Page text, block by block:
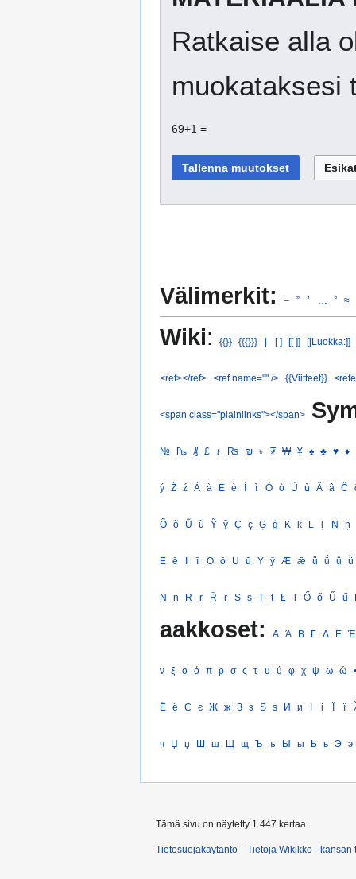
Ratkaise alla
muokataksesi
69+1 =
Välimerkit: – ” ’ ° ≈
Wiki: {{}} {{{}}} | [ ] [[ ]] [[Luokka:]]
<ref></ref> <ref name="" /> {{Viitteet}}
<span class="plainlinks"></span>
№ ₧ ₰ £ ៛ ₨ ₪ ৳ ₮ ₩ ¥ ♠ ♣ ♥ ♦
ý Ź ź À à È è Ì ì Ò ò Ù ù Â â Ĉ
Õ õ Ũ ũ Ỹ ỹ Ç ç Ģ ģ Ķ ķ Ļ ļ Ņ ņ
Ē ē Ī ī Ō ō Ū ū Ȳ ȳ Ǣ ǣ ǖ ǘ ǚ ǜ
Ṇ ṇ Ṛ ṛ Ṝ ṝ Ṣ ṣ Ṭ ṭ Ł ł Ő ő Ű ű
aakkoset: Α Ά Β Γ Δ Ε Έ
ν ξ ο ό π ρ σ ς τ υ ύ φ χ ψ ω ώ •
Ё ё Є є Ж ж З з Ѕ ѕ И и І і Ї ї
ч Џ џ Ш ш Щ щ Ъ ъ Ы ы Ь ь Э э
Tämä sivu on näytetty 1 447 kertaa.
Tietosuojakäytäntö Tietoja Wikikko - kansan